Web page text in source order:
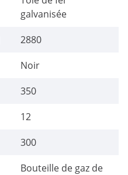
galvanisée
2880
Noir
350
12
300
Bouteille de gaz de